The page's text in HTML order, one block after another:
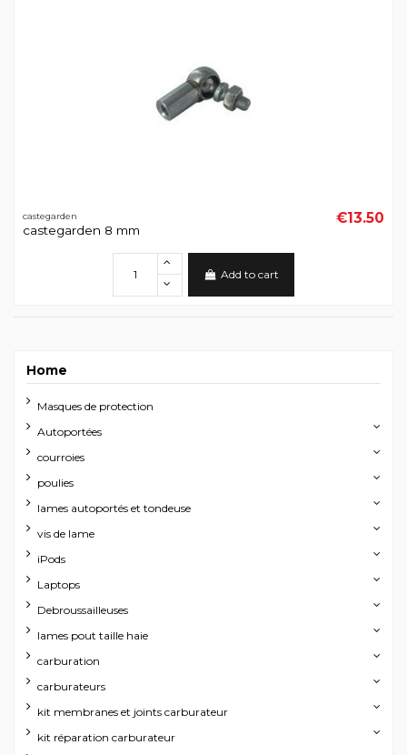
castegarden
castegarden 8 mm
€13.50
Add to cart
Home
Masques de protection
Autoportées
courroies
poulies
lames autoportés et tondeuse
vis de lame
iPods
Laptops
Debroussailleuses
lames pout taille haie
carburation
carburateurs
kit membranes et joints carburateur
kit réparation carburateur